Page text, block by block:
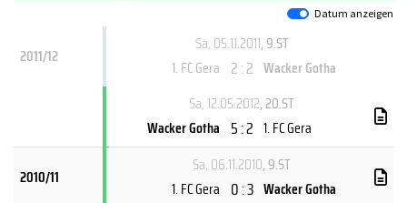
Datum anzeigen
2011/12
Sa, 05.11.2011, 9.ST
1. FC Gera 2 : 2 Wacker Gotha
Sa, 12.05.2012, 20.ST
Wacker Gotha 5 : 2 1. FC Gera
2010/11
Sa, 06.11.2010, 9.ST
1. FC Gera 0 : 3 Wacker Gotha